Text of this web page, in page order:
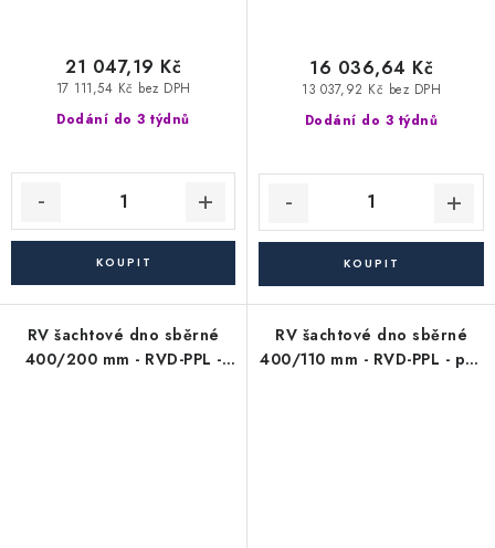
Dodání do 3 týdnů
17 111,54 Kč bez DPH
21 047,19 Kč
Dodání do 3 týdnů
13 037,92 Kč bez DPH
16 036,64 Kč
RV šachtové dno sběrné
400/200 mm - RVD-PPL -
RV šachtové dno sběrné
400/110 mm - RVD-PPL - pro